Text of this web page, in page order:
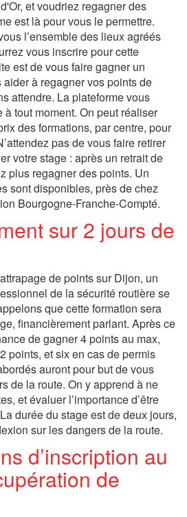
et voudriez regagner des
est là pour vous le permettre.
l’ensemble des lieux agréés
vous inscrire pour cette
est de vous faire gagner un
à regagner vos points de
attendre. La plateforme vous
tout moment. On peut réaliser
des formations, par centre, pour
pas de vous faire retirer
votre stage : après un retrait de
plus regagner des points. Un
sont disponibles, près de chez
Bourgogne-Franche-Compté.
sur 2 jours de
de points sur Dijon, un
de la sécurité routière se
que cette formation sera
financièrement parlant. Après ce
de gagner 4 points au max,
points, et six en cas de permis
auront pour but de vous
de la route. On y apprend à ne
et évaluer l’importance d’être
durée du stage est de deux jours,
sur les dangers de la route.
d’inscription au
de